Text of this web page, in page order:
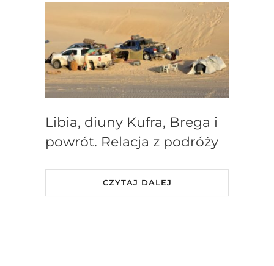
Libia, diuny Kufra, Brega i
powrót. Relacja z podróży
CZYTAJ DALEJ